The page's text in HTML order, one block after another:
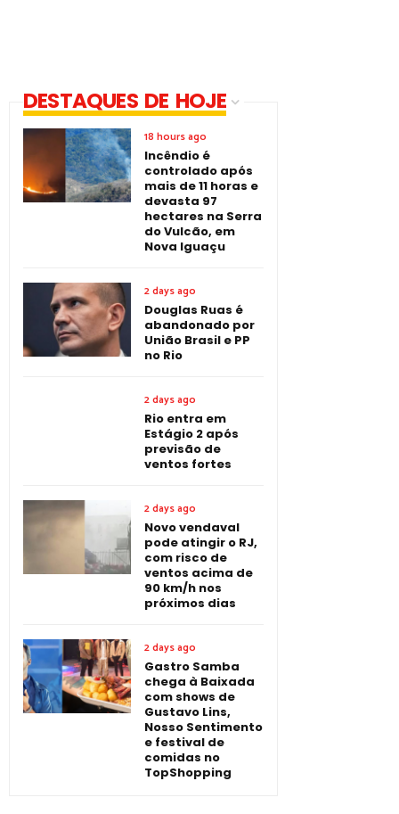
DESTAQUES DE HOJE
18 hours ago
Incêndio é
controlado após
mais de 11 horas e
devasta 97
hectares na Serra
do Vulcão, em
Nova Iguaçu
2 days ago
Douglas Ruas é
abandonado por
União Brasil e PP
no Rio
2 days ago
Rio entra em
Estágio 2 após
previsão de
ventos fortes
2 days ago
Novo vendaval
pode atingir o RJ,
com risco de
ventos acima de
90 km/h nos
próximos dias
2 days ago
Gastro Samba
chega à Baixada
com shows de
Gustavo Lins,
Nosso Sentimento
e festival de
comidas no
TopShopping